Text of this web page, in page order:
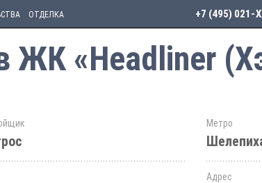
ОТДЕЛКА +7 (495) 021-
ЖК «Headliner
Метро
Адрес